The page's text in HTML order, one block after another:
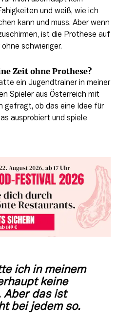
und weiß, wie ich
kann und muss. Aber wenn
ist die Prothese auf
schwieriger.
Zeit ohne Prothese?
ein Jugendtrainer in meiner
Spieler aus Österreich mit
gefragt, ob das eine Idee für
ausprobiert und spiele
ich in meinem
keine
Aber das ist
bei jedem so.